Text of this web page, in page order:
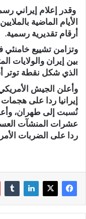
وقدر إعلام إيراني
الأيام الماضية
أرقام تقديرية رسمية.
وتزامن تشييع خامنئي
بين إيران والولايات
الذي شكل نقطة توتر
نُسبت إلى طهران،
عشرات المنشآت
ردا على الضربات